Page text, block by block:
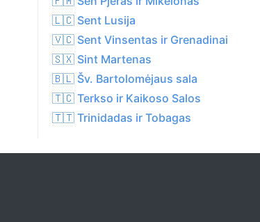
🇱🇨 Sent Lusija
🇻🇨 Sent Vinsentas ir Grenadinai
🇸🇽 Sint Martenas
🇧🇱 Šv. Bartolomėjaus sala
🇹🇨 Terkso ir Kaikoso Salos
🇹🇹 Trinidadas ir Tobagas